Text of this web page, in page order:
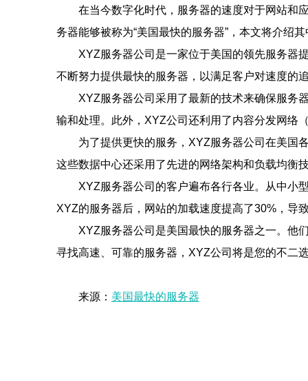
在当今数字化时代，服务器的速度对于网站和
务器能够被称为“美国最快的服务器”，本文将介绍
XYZ服务器公司是一家位于美国的领先服务器
不断努力提供最快的服务器，以满足客户对速度的
XYZ服务器公司采用了最新的技术来确保服务
输和处理。此外，XYZ公司还利用了内容分发网络
为了提供更快的服务，XYZ服务器公司在美国
这些数据中心还采用了先进的网络架构和负载均衡
XYZ服务器公司的客户遍布各行各业。从中小
XYZ的服务器后，网站的加载速度提高了30%，导
XYZ服务器公司是美国最快的服务器之一。他
寻找高速、可靠的服务器，XYZ公司将是您的不二
来源： 美国最快的服务器